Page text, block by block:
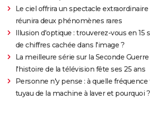
La chambre d'à côté : faut-il voir le
Almodóvar ? Ce qu'en disent les
The Whale
Le Comte de Monte-Cristo : le film
est-il inspiré d'une histoire vraie ?
Juré n°2 : s'agit-il (véritablement)
Clint Eastwood ?
Le ciel offrira un spectacle
réunira deux phénomènes rares
Illusion d'optique : trouverez-vous en 15
de chiffres cachée dans l'image ?
La meilleure série sur la Seconde
l'histoire de la télévision fête ses 25 ans
Personne n'y pense : à quelle
tuyau de la machine à laver et pourquoi ?